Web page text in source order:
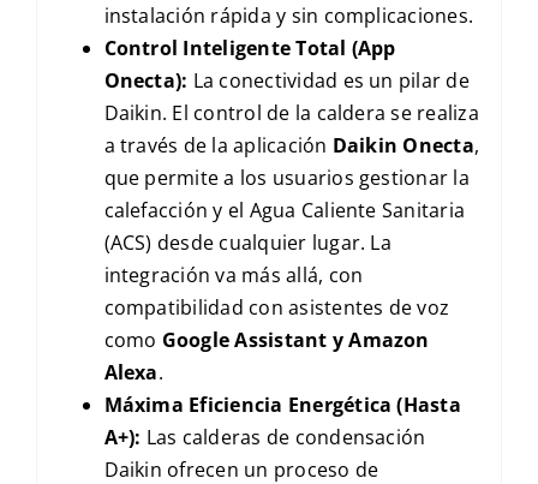
instalación rápida y sin complicaciones.
Control Inteligente Total (App
Onecta): La conectividad es un pilar de
Daikin. El control de la caldera se realiza
a través de la aplicación Daikin Onecta,
que permite a los usuarios gestionar la
calefacción y el Agua Caliente Sanitaria
(ACS) desde cualquier lugar. La
integración va más allá, con
compatibilidad con asistentes de voz
como Google Assistant y Amazon
Alexa.
Máxima Eficiencia Energética (Hasta
A+): Las calderas de condensación
Daikin ofrecen un proceso de